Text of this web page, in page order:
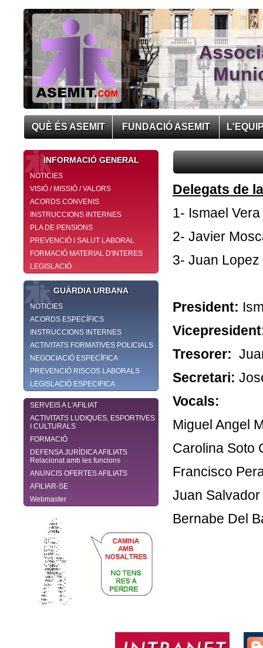
QUÈ ÉS ASEMIT FUNDACIÓ ASEMIT
INFORMACIÓ GENERAL
NOTICIES
VISIÓ / MISSIÓ / VALORS
ACORDS CONVENIS
INSTRUCCIONS INTERNES
PLA DE PENSIONS
PREVENCIÓ I SALUT LABORAL
FORMACIÓ MATERIAL D'INTERES
LEGISLACIÓ
GUÀRDIA URBANA
NOTICIES
ACORDS ESPECÍFICS
INSTRUCCIONS INTERNES
ACTIVITATS FORMATIVES POLICIALS
NEGOCIACIÓ ESPECÍFICA
PREVENCIÓ RISCOS LABORALS
LEGISLACIÓ ESPECIFICA
SERVEIS A L'AFILIAT
ACTIVITATS LUDIQUES, ESPORTIVES
I CULTURALS
FORMACIÓ
DEFENSA JURÌDICA AFILIATS
Relacionat amb les funcions
ANUNCIS OFERTES AFILIATS
AFILIAR-SE
Webmaster
Delegats de
1- Ismael
2- Javier
3- Juan
President:
Tresorer:
Secretari:
Vocals:
Miguel Angel
Carolina Soto
Francisco
Juan
Bernabe Del